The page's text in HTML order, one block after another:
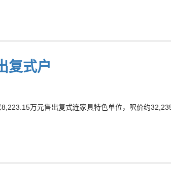
复式户
万元售出复式连家具特色单位，呎价约